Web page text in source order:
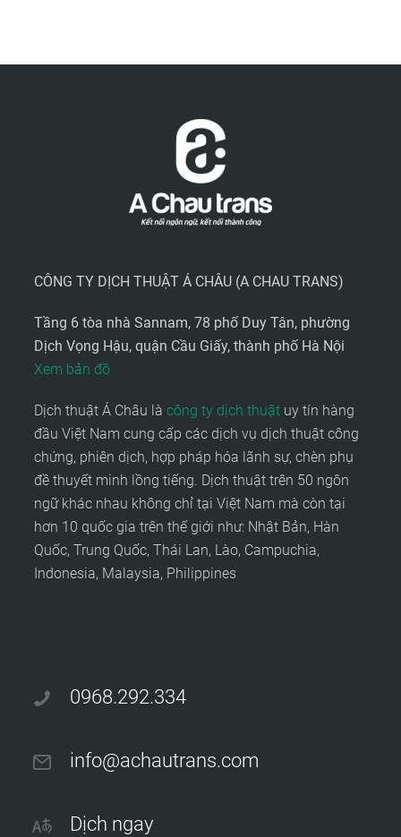
CÔNG TY DỊCH THUẬT Á CHÂU (A CHAU TRANS)
Tầng 6 tòa nhà Sannam, 78 phố Duy Tân, phường
Dịch Vọng Hậu, quận Cầu Giấy, thành phố Hà Nội
Xem bản đồ
Dịch thuật Á Châu là công ty dịch thuậtuy tín hàng
đầu Việt Nam cung cấp các dịch vụ dịch thuật công
chứng, phiên dịch, hợp pháp hóa lãnh sự, chèn phụ
đề thuyết minh lồng tiếng. Dịch thuật trên 50 ngôn
ngữ khác nhau không chỉ tại Việt Nam mà còn tại
hơn 10 quốc gia trên thế giới như: Nhật Bản, Hàn
Quốc, Trung Quốc, Thái Lan, Lào, Campuchia,
Indonesia, Malaysia, Philippines
0968.292.334
info@achautrans.com
Dịch ngay